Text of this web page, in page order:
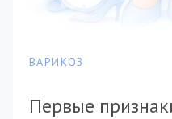
ВАРИКОЗ
Первые